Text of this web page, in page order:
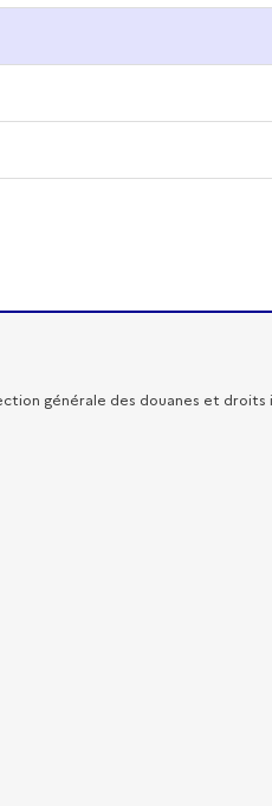
générale des douanes et